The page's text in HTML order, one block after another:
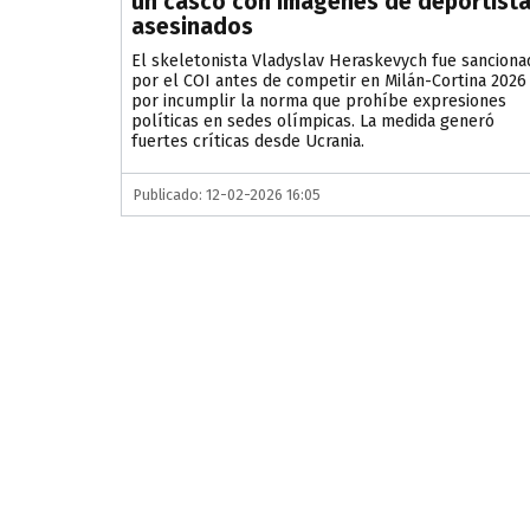
asesinados
El skeletonista Vladyslav Heraskevych fue
por el COI antes de competir en Milán-Cortina 2026
por incumplir la norma que prohíbe expresiones
políticas en sedes olímpicas. La medida generó
fuertes críticas desde Ucrania.
Publicado: 12-02-2026 16:05